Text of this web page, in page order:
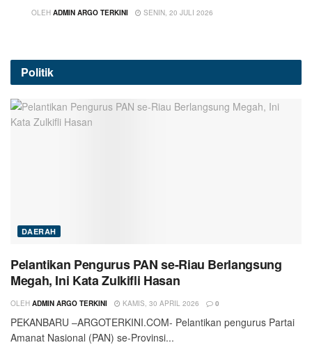
OLEH ADMIN ARGO TERKINI SENIN, 20 JULI 2026
Politik
DAERAH
Pelantikan Pengurus PAN se-Riau Berlangsung
Megah, Ini Kata Zulkifli Hasan
OLEH ADMIN ARGO TERKINI KAMIS, 30 APRIL 2026 0
PEKANBARU –ARGOTERKINI.COM- Pelantikan pengurus Partai
Amanat Nasional (PAN) se-Provinsi...